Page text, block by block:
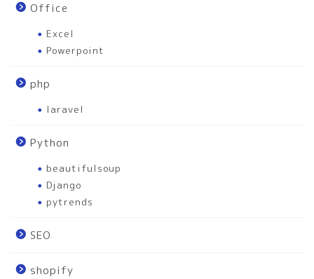
Office
Excel
Powerpoint
php
laravel
Python
beautifulsoup
Django
pytrends
SEO
shopify